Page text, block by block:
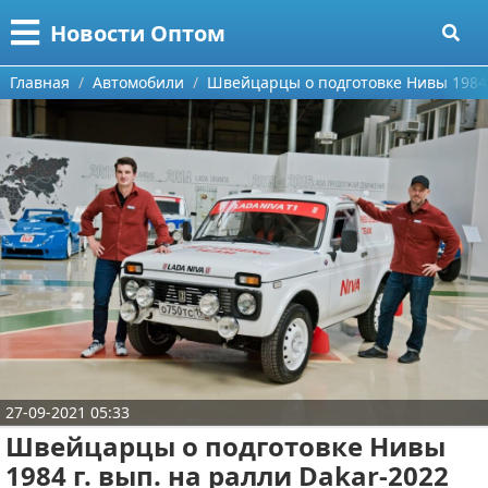
Новости Оптом
Меню
Главная
Информационные технологии
Автомобили
Знаменитости
Политика
Природа
Философия
Культура
Поиск
О проекте
Контакты
Сотрудничество
Размещение рекламы
Для правообладателей
Условия предоставления информации
Главная Автомобили Швейцарцы о подготовке Нивы
27-09-2021 05:33
Швейцарцы о подготовке Нивы
1984 г. вып. на ралли Dakar-2022